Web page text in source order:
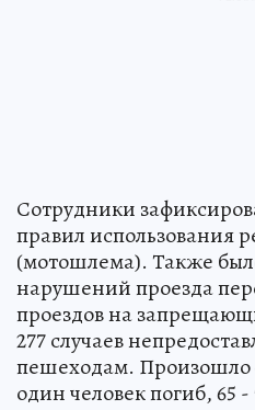
Сотрудники
правил использования
(мотошлема). Также
нарушений проезда
проездов на
277 случаев
пешеходам. Произошло
один человек погиб, 65